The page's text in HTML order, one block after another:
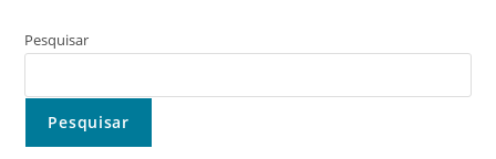
Rita
Pesquisar
Pesquisar